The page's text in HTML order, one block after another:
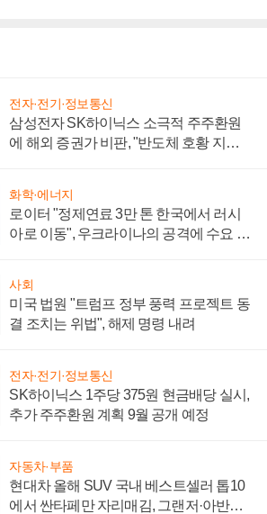
전자·전기·정보통신
삼성전자 SK하이닉스 소극적 주주환원
에 해외 증권가 비판, "반도체 호황 지속
화학·에너지
로이터 "정제연료 3만 톤 한국에서 러시
아로 이동", 우크라이나의 공격에 수요 늘
사회
미국 법원 "트럼프 정부 풍력 프로젝트 동
결 조치는 위법", 해제 명령 내려
전자·전기·정보통신
SK하이닉스 1주당 375원 현금배당 실시,
추가 주주환원 계획 9월 공개 예정
자동차·부품
현대차 올해 SUV 국내 베스트셀러 톱10
에서 싼타페만 자리매김, 그랜저·아반떼